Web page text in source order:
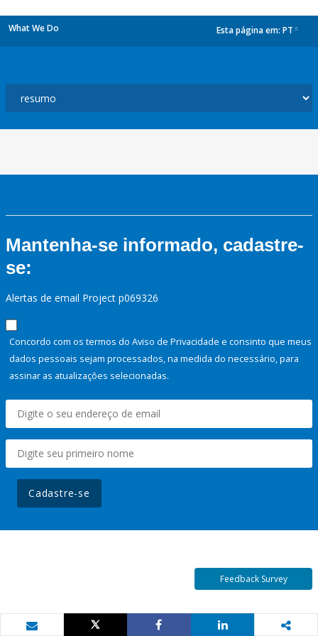
What We Do Esta página em: PT
Mantenha-se informado, cadastre-
se:
Alertas de email Project p069326
Concordo com os termos do Aviso de Privacidade e consinto que meus
dados pessoais sejam processados, na medida do necessário, para
assinar as atualizações selecionadas.
Cadastre-se
Feedback Survey